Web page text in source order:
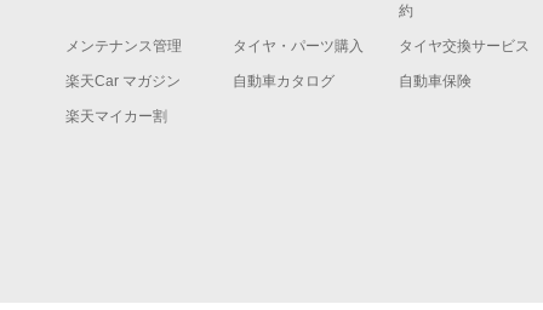
約
メンテナンス管理 タイヤ・パーツ購入 タイヤ交換サービス
楽天Car マガジン 自動車カタログ 自動車保険
楽天マイカー割